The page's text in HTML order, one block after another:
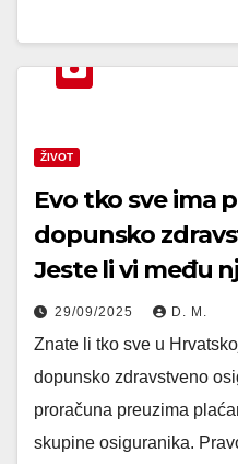
ŽIVOT
Evo tko sve ima
dopunsko
Jeste li vi među
29/09/2025 D. M.
Znate li tko sve u
dopunsko zdravstveno
proračuna preuzima
skupine osiguranika.